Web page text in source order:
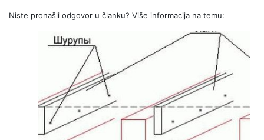
Niste pronašli odgovor u članku? Više informacija na temu: